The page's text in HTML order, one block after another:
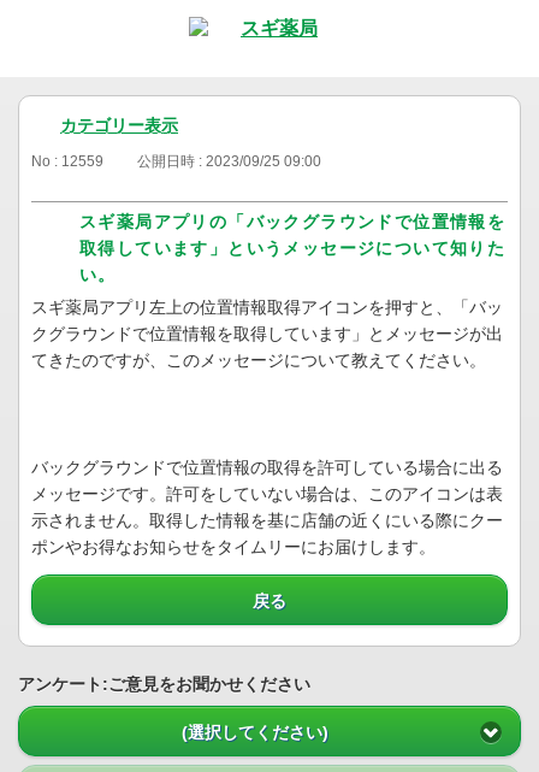
カテゴリー表示
No : 12559 公開日時 : 2023/09/25 09:00
スギ薬局アプリの「バックグラウンドで位置情報を
取得しています」というメッセージについて知りた
い。
スギ薬局アプリ左上の位置情報取得アイコンを押すと、「バッ
クグラウンドで位置情報を取得しています」とメッセージが出
てきたのですが、このメッセージについて教えてください。
バックグラウンドで位置情報の取得を許可している場合に出る
メッセージです。許可をしていない場合は、このアイコンは表
示されません。取得した情報を基に店舗の近くにいる際にクー
ポンやお得なお知らせをタイムリーにお届けします。
戻る
アンケート:ご意見をお聞かせください
(選択してください)